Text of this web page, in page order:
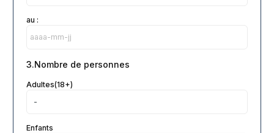
au :
3.Nombre de personnes
Adultes(18+)
Enfants